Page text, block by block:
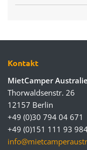
Kontakt
MietCamper
Thorwaldsenstr. 26
12157 Berlin
+49 (0)30 794 04 671
+49 (0)151 111 93